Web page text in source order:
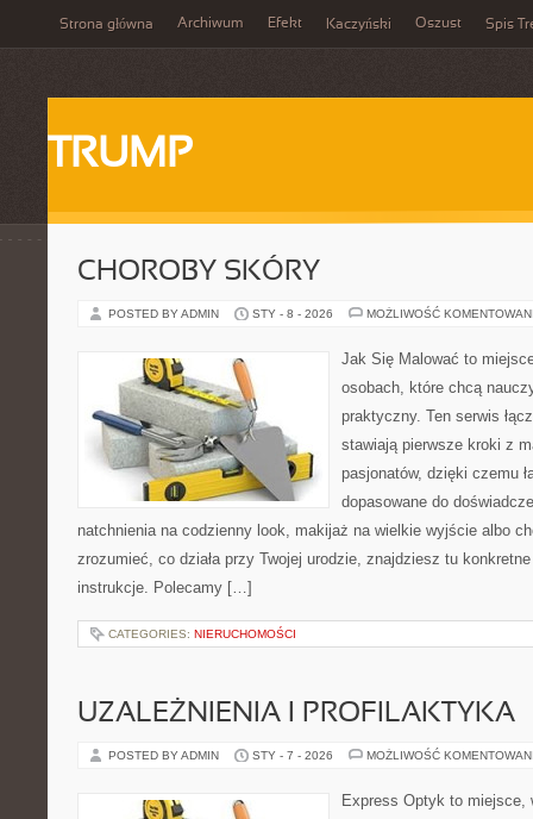
Strona główna Archiwum Efekt Kaczyński Oszust Spis
TRUMP
CHOROBY SKÓRY
POSTED BY ADMIN STY - 8 - 2026 MOŻLIWOŚĆ
Jak Się Malować to
osobach, które chcą
praktyczny. Ten serwis
stawiają pierwsze kroki z
pasjonatów, dzięki czemu
dopasowane do
natchnienia na codzienny look, makijaż na wielkie wyjście albo
zrozumieć, co działa przy Twojej urodzie, znajdziesz tu
instrukcje. Polecamy […]
CATEGORIES: NIERUCHOMOŚCI
UZALEŻNIENIA I PROFILAKTYKA
POSTED BY ADMIN STY - 7 - 2026 MOŻLIWOŚĆ
Express Optyk to miejsce,